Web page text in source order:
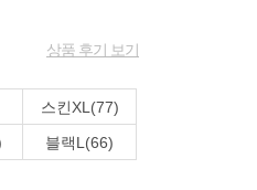
상품 후기 보기
스킨XL(77)
블랙L(66)